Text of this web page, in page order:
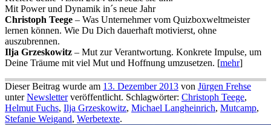
Mit Power und Dynamik in´s neue Jahr
Christoph Teege – Was Unternehmer vom Quizboxweltmeister
lernen können. Wie Du Dich dauerhaft motivierst, ohne
auszubrennen.
Ilja Grzeskowitz – Mut zur Verantwortung. Konkrete Impulse, um
Deine Träume mit viel Mut und Hoffnung umzusetzen. [mehr]
Dieser Beitrag wurde am 13. Dezember 2013 von Jürgen Frehse
unterNewsletterveröffentlicht. Schlagwörter: Christoph Teege,
Helmut Fuchs, Ilja Grzeskowitz, Michael Langheinrich, Mutcamp,
Stefanie Weigand, Werbetexte.